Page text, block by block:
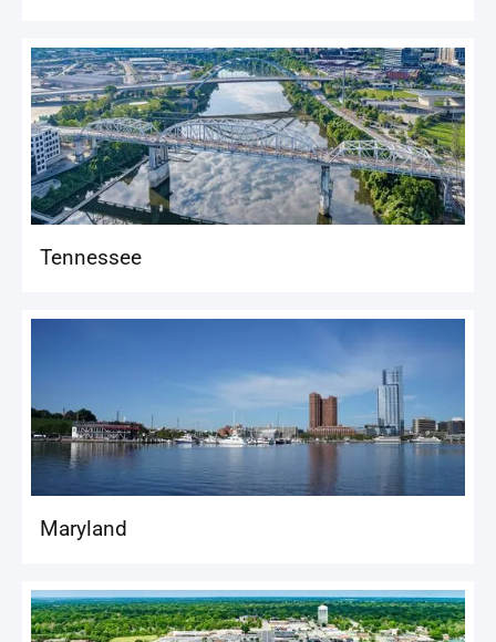
Tennessee
Maryland